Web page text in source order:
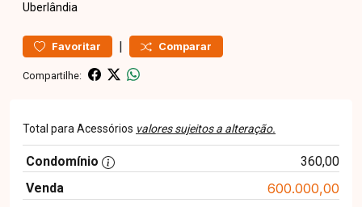
Uberlândia
Favoritar | Comparar
Compartilhe:
Total para Acessórios valores sujeitos a alteração.
Condomínio
360,00
Venda
600.000,00